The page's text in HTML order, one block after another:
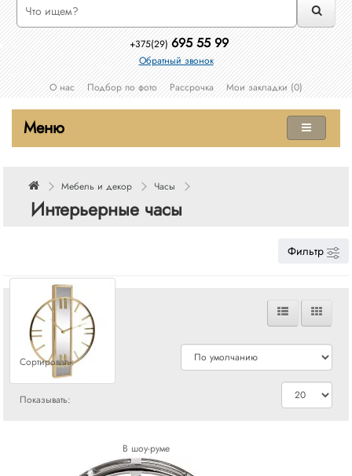
+375(29) 695 55 99
Обратный звонок
О нас
Подбор по фото Рассрочка Мои закладки (0)
Меню
Мебель и декор Часы
Интерьерные часы
Фильтр
Сравнения
Сортировать:
Показывать:
В шоу-руме